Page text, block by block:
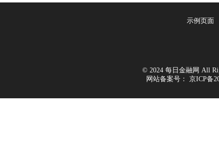
示例页面
© 2024 每日金融网 All
网站备案号：
京ICP备